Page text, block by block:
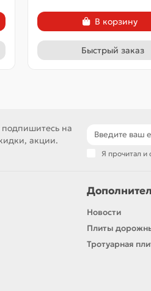
В корзину
Быстрый заказ
подпишитесь на
акции.
Я прочитал и
Новости
Плиты
Тротуарная